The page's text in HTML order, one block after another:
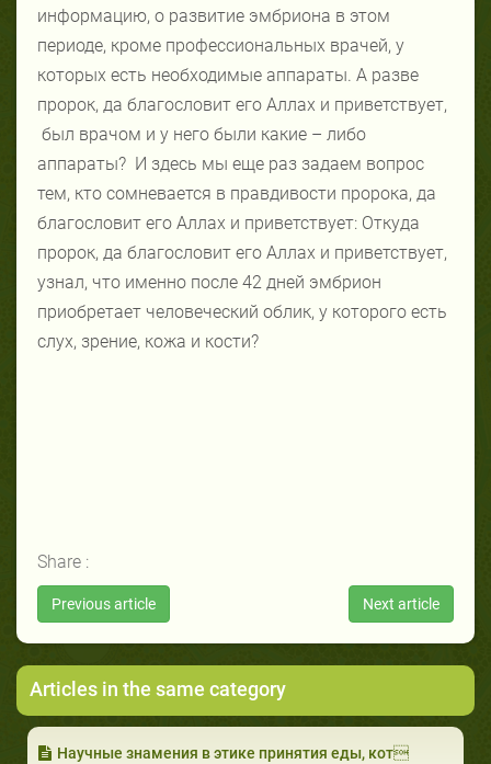
информацию, о развитие эмбриона в этом
периоде, кроме профессиональных врачей, у
которых есть необходимые аппараты. А разве
пророк, да благословит его Аллах и приветствует,
был врачом и у него были какие – либо
аппараты? И здесь мы еще раз задаем вопрос
тем, кто сомневается в правдивости пророка, да
благословит его Аллах и приветствует: Откуда
пророк, да благословит его Аллах и приветствует,
узнал, что именно после 42 дней эмбрион
приобретает человеческий облик, у которого есть
слух, зрение, кожа и кости?
Share :
Previous article Next article
Articles in the same category
Научные знамения в этике принятия еды, кот